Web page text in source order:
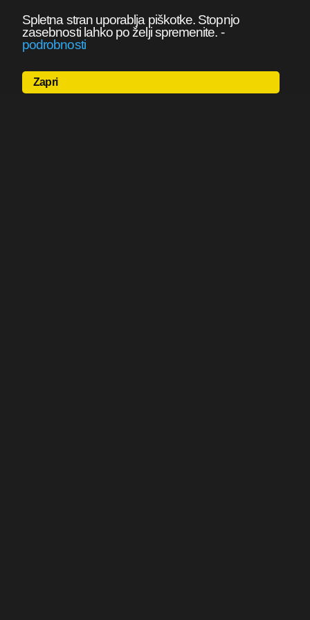
Spletna stran uporablja piškotke. Stopnjo
zasebnosti lahko po želji spremenite. -
podrobnosti
Zapri